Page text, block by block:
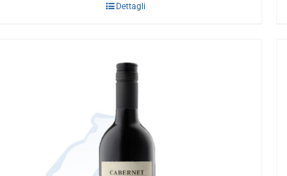
Dettagli